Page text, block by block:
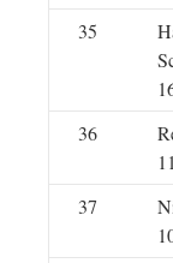
35
36
37